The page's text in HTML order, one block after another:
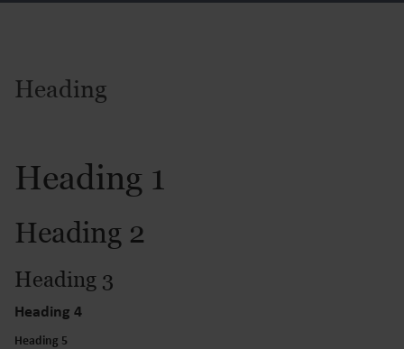
Heading
Heading 1
Heading 2
Heading 3
Heading 4
Heading 5